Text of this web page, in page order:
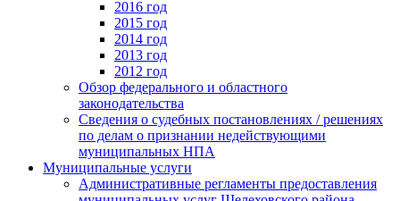
2016 год
2015 год
2014 год
2013 год
2012 год
Обзор федерального и областного
законодательства
Сведения о судебных постановлениях / решениях
по делам о признании недействующими
муниципальных НПА
Муниципальные услуги
Административные регламенты предоставления